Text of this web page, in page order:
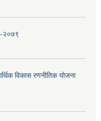
२०७९
विकास रणनीतिक योजना